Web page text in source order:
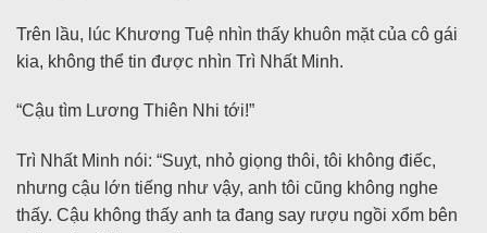
Trên lầu, lúc Khương Tuệ nhìn thấy khuôn mặt của cô gái
kia, không thể tin được nhìn Trì Nhất Minh.
“Cậu tìm Lương Thiên Nhi tới!”
Trì Nhất Minh nói: “Suỵt, nhỏ giọng thôi, tôi không điếc,
nhưng cậu lớn tiếng như vậy, anh tôi cũng không nghe
thấy. Cậu không thấy anh ta đang say rượu ngồi xổm bên